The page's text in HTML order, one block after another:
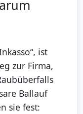
ist
zur Firma,
Ballauf
sie fest: